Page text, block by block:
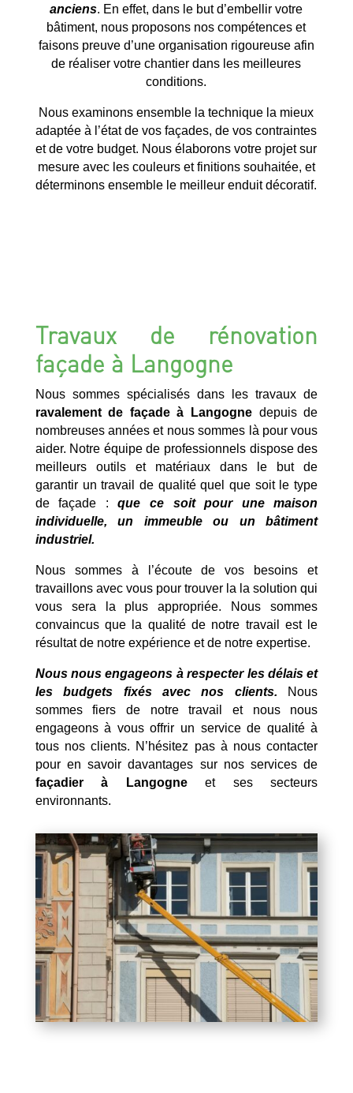
anciens. En effet, dans le but d’embellir votre
bâtiment, nous proposons nos compétences et
faisons preuve d’une organisation rigoureuse afin
de réaliser votre chantier dans les meilleures
conditions.
Nous examinons ensemble la technique la mieux
adaptée à l’état de vos façades, de vos contraintes
et de votre budget. Nous élaborons votre projet sur
mesure avec les couleurs et finitions souhaitée, et
déterminons ensemble le meilleur enduit décoratif.
Travaux de rénovation
façade à Langogne
Nous sommes spécialisés dans les travaux de
ravalement de façade à Langogne depuis de
nombreuses années et nous sommes là pour vous
aider. Notre équipe de professionnels dispose des
meilleurs outils et matériaux dans le but de
garantir un travail de qualité quel que soit le type
de façade :que ce soit pour une maison
individuelle, un immeuble ou un bâtiment
industriel.
Nous sommes à l’écoute de vos besoins et
travaillons avec vous pour trouver la la solution qui
vous sera la plus appropriée. Nous sommes
convaincus que la qualité de notre travail est le
résultat de notre expérience et de notre expertise.
Nous nous engageons à respecter les délais et
les budgets fixés avec nos clients. Nous
sommes fiers de notre travail et nous nous
engageons à vous offrir un service de qualité à
tous nos clients. N’hésitez pas à nous contacter
pour en savoir davantages sur nos services de
façadier à Langogneet ses secteurs
environnants.